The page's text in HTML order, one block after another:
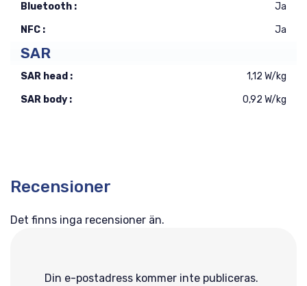
Bluetooth :
Ja
NFC :
Ja
SAR
SAR head :
1,12 W/kg
SAR body :
0,92 W/kg
Recensioner
Det finns inga recensioner än.
Din e-postadress kommer inte publiceras.